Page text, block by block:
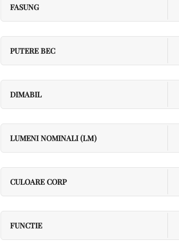
FASUNG
PUTERE BEC
DIMABIL
LUMENI NOMINALI (LM)
CULOARE CORP
FUNCTIE